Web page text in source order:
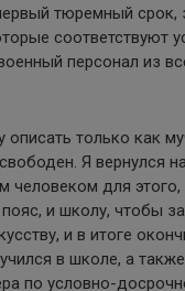
тюремный срок,
соответствуют
персонал из
описать только как
Я вернулся
для этого,
и школу, чтобы
и в итоге
в школе, а
по условно-